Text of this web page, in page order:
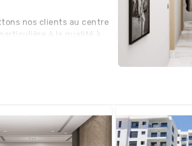
nos clients au centre
à la qualité à
strictes et à travers le